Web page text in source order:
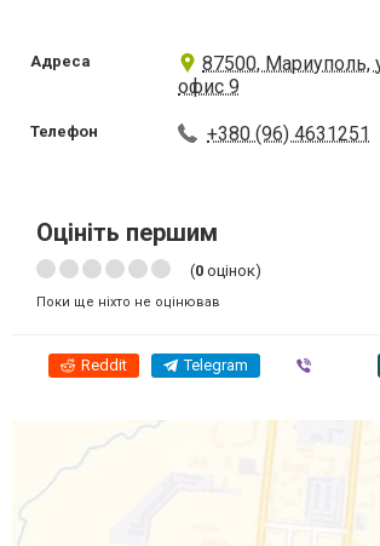
Адреса
87500, Мариуполь,
офис 9
Телефон +380 (96) 4631251
Оцініть першим
(0 оцінок)
Поки ще ніхто не оцінював
Reddit Telegram